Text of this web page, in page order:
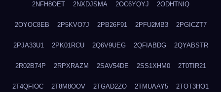
2NFH8OET 2NXDJSMA 2OC6YQYJ 2ODHTNIQ
2OYOC8EB 2P5KVO7J 2PB26F91 2PFU2MB3 2PGICZT7
2PJA33U1 2PK01RCU 2Q6V9UEG 2QFIABDG 2QYABSTR
2R02B74P 2RPXRAZM 2SAV54DE 2SS1XHM0 2T0TIR21
2T4QFIOC 2T8M8OOV 2TGAD2ZO 2TMUAAY5 2TOT3HO1